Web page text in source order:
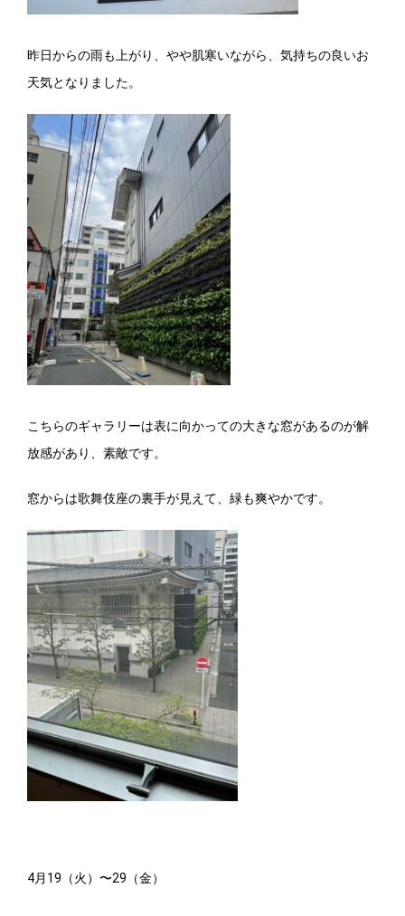
昨日からの雨も上がり、やや肌寒いながら、気持ちの良いお
天気となりました。
こちらのギャラリーは表に向かっての大きな窓があるのが解
放感があり、素敵です。
窓からは歌舞伎座の裏手が見えて、緑も爽やかです。
4月19（火）〜29（金）